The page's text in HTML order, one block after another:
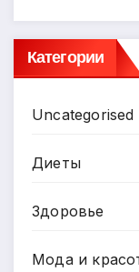
Категории
Uncategorised
Диеты
Здоровье
Мода и